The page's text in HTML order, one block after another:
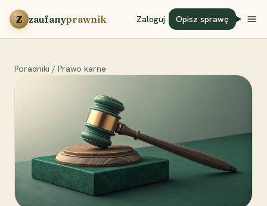
Przejdź do treści
Z zaufanyprawnik Zaloguj Opisz sprawę
Poradniki / Prawo karne